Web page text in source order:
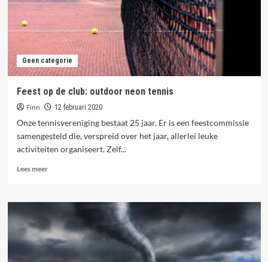
je
gelijk
aan
de
slag!
Geen categorie
Feest op de club: outdoor neon tennis
Finn 12 februari 2020
Onze tennisvereniging bestaat 25 jaar. Er is een feestcommissie
samengesteld die, verspreid over het jaar, allerlei leuke
activiteiten organiseert. Zelf...
Lees meerLees
Feest
de
club:
outdoor